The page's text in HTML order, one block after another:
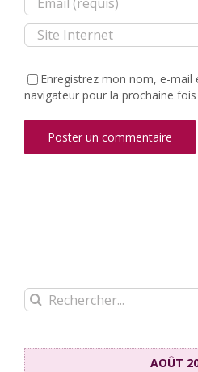
Enregistrez mon nom, e-mail
navigateur pour la prochaine
Rechercher:
AOÛT